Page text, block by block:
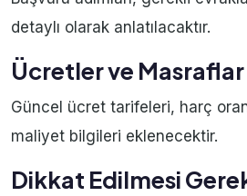
detaylı olarak anlatılacaktır.
Ücretler ve Masraflar
Güncel ücret tarifeleri, harç
maliyet bilgileri eklenecektir.
Dikkat Edilmesi